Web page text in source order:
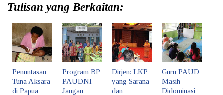
Tulisan yang Berkaitan:
Penuntasan
Tuna Aksara
di Papua
Program BP
PAUDNI
Jangan
Dirjen: LKP
yang Sarana
dan
Guru PAUD
Masih
Didominasi